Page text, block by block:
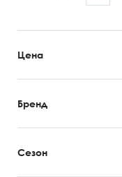
Цена
Бренд
Сезон